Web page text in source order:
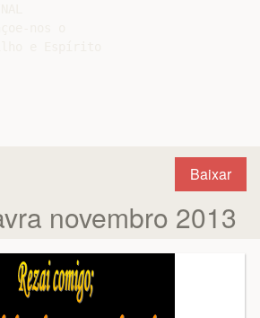
Baixar
novembro 2013